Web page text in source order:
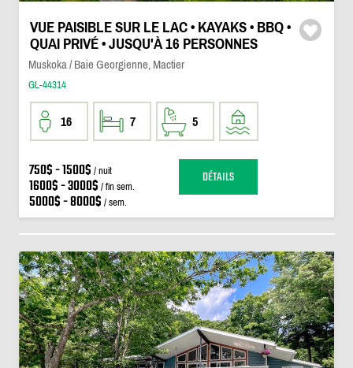
VUE PAISIBLE SUR LE LAC • KAYAKS • BBQ •
QUAI PRIVÉ • JUSQU'À 16 PERSONNES
Muskoka / Baie Georgienne, Mactier
GL-44314
16 7 5
750$ - 1500$ / nuit
1600$ - 3000$ / fin sem.
5000$ - 8000$ / sem.
DÉTAILS